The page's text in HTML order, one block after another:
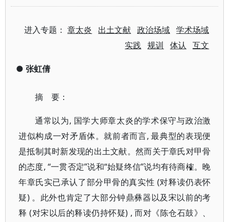
进入专题：章太炎 出土文献 政治场域 学术场域
实践 规训 体认 互文
● 张虹倩
摘 要：
通常以为, 国学大师章太炎的学术保守与政治激
进似构成一对矛盾体。就前者而言, 最典型的表现便
是抵制其时新发现的出土文献。然而关于章氏对甲骨
的态度, “一贯否定”说和“始疑终信”说均有待商榷。晚
年章氏实已承认了部分甲骨的真实性 (对释读仍表怀
疑) 。此外也肯定了大部分钟鼎彝器以及宋以前的考
释 (对宋以后的释读仍持怀疑) , 而对《陈仓石鼓》、